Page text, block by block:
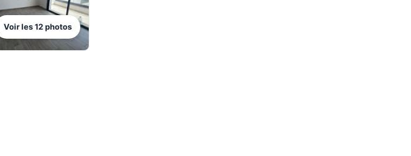
Voir les12photos